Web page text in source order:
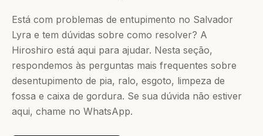
Está com problemas de entupimento no Salvador
Lyra e tem dúvidas sobre como resolver? A
Hiroshiro está aqui para ajudar. Nesta seção,
respondemos às perguntas mais frequentes sobre
desentupimento de pia, ralo, esgoto, limpeza de
fossa e caixa de gordura. Se sua dúvida não estiver
aqui, chame no WhatsApp.